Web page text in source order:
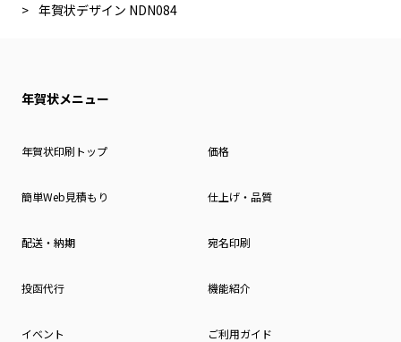
年賀状デザイン NDN084
年賀状メニュー
年賀状印刷トップ 価格
簡単Web見積もり 仕上げ・品質
配送・納期 宛名印刷
投函代行 機能紹介
イベント ご利用ガイド